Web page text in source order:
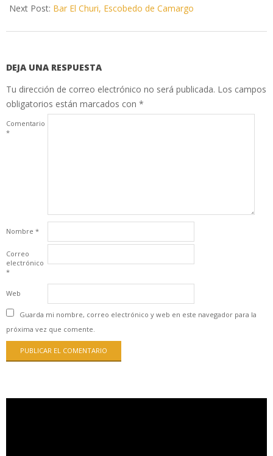
11
Next Post: Bar El Churi, Escobedo de Camargo
DEJA UNA RESPUESTA
Tu dirección de correo electrónico no será publicada. Los campos
obligatorios están marcados con *
Comentario
*
Nombre *
Correo
electrónico
*
Web
Guarda mi nombre, correo electrónico y web en este navegador para la
próxima vez que comente.